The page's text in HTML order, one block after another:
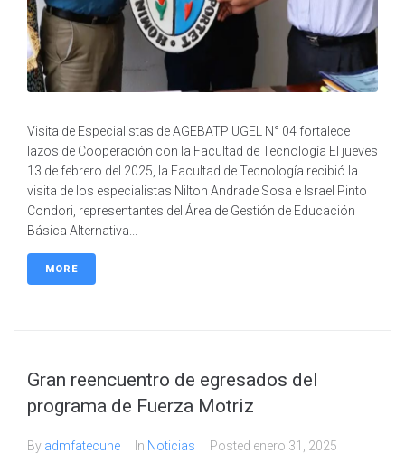
Visita de Especialistas de AGEBATP UGEL N° 04 fortalece
lazos de Cooperación con la Facultad de Tecnología El jueves
13 de febrero del 2025, la Facultad de Tecnología recibió la
visita de los especialistas Nilton Andrade Sosa e Israel Pinto
Condori, representantes del Área de Gestión de Educación
Básica Alternativa...
MORE
Gran reencuentro de egresados del
programa de Fuerza Motriz
By admfatecune In Noticias Posted enero 31, 2025